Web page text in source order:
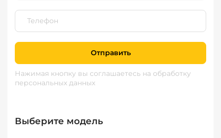
Отправить
Нажимая кнопку вы соглашаетесь на обработку
персональных данных
Выберите модель